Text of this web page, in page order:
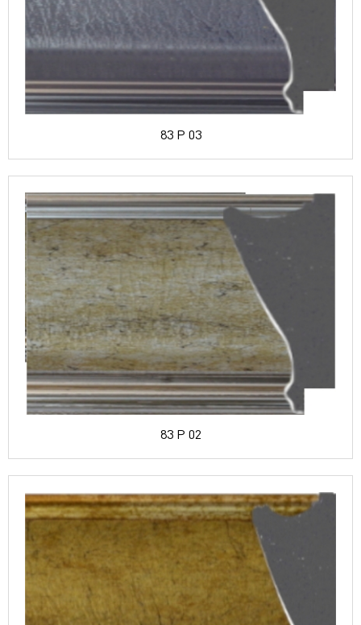
83 P 03
83 P 02